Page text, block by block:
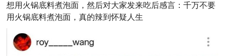
想用火锅底料煮泡面，然后对大家发来吃后感言：千万不要
用火锅底料煮泡面，真的辣到怀疑人生